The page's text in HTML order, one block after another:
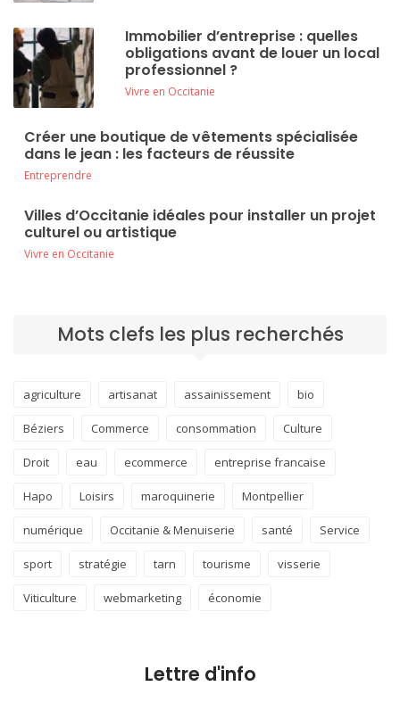
Immobilier d’entreprise : quelles
obligations avant de louer un local
professionnel ?
Vivre en Occitanie
Créer une boutique de vêtements spécialisée
dans le jean : les facteurs de réussite
Entreprendre
Villes d’Occitanie idéales pour installer un projet
culturel ou artistique
Vivre en Occitanie
Mots clefs les plus recherchés
agriculture artisanat assainissement bio
Béziers Commerce consommation Culture
Droit eau ecommerce entreprise francaise
Hapo Loisirs maroquinerie Montpellier
numérique Occitanie & Menuiserie santé Service
sport stratégie tarn tourisme visserie
Viticulture webmarketing économie
Lettre d'info